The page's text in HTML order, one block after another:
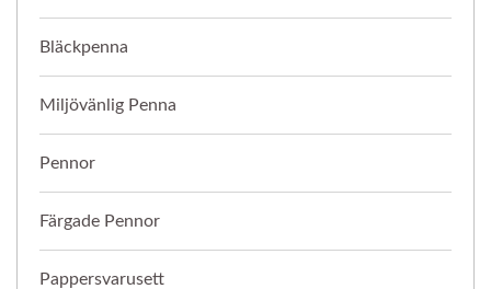
Bläckpenna
Miljövänlig Penna
Pennor
Färgade Pennor
Pappersvarusett